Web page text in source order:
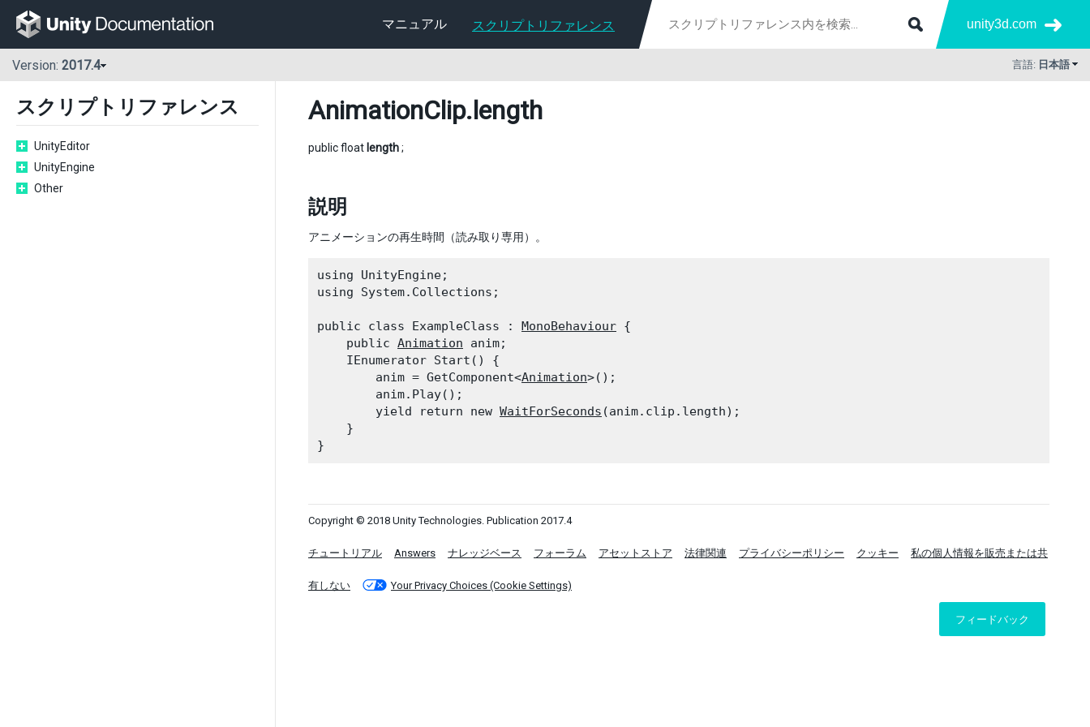
マニュアル スクリプトリファレンス unity3d.com
Version: 2017.4 言語: 日本語
スクリプトリファレンス
UnityEditor
UnityEngine
Other
AnimationClip.length
public float length;
説明
アニメーションの再生時間（読み取り専用）。
using UnityEngine;
using System.Collections;
public class ExampleClass : MonoBehaviour {
    public
Animation anim;
    IEnumerator Start() {
        anim = GetComponent<
Animation>();
        anim.Play();
        yield return new
WaitForSeconds (anim.clip.length);
    }
Copyright © 2018 Unity Technologies. Publication 2017.4
チュートリアル Answers ナレッジベース フォーラム アセットストア 法律関連 プライバシーポリシー クッキー 私の個人情報を販売または共
有しない Your Privacy Choices (Cookie Settings)
フィードバック